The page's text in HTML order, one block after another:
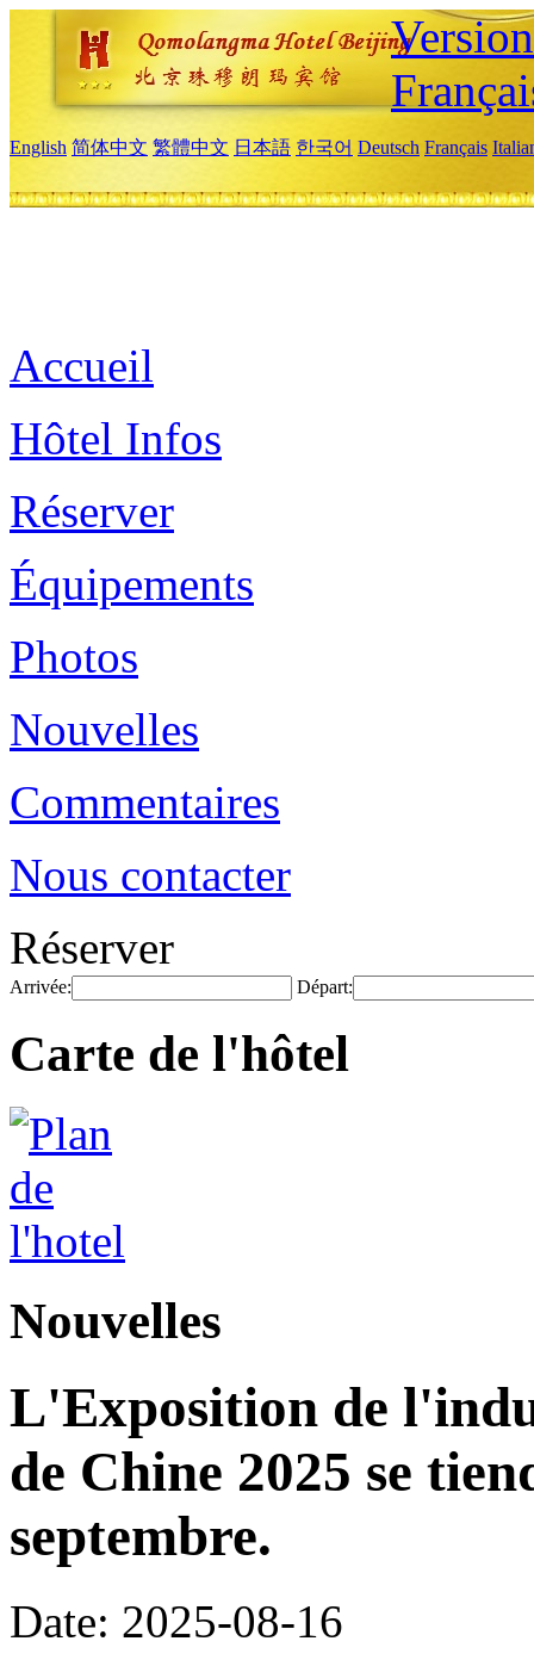
English 简体中文 繁體中文 日本語 한국어 Deutsch Français
Accueil
Hôtel Infos
Réserver
Équipements
Photos
Nouvelles
Commentaires
Nous contacter
Réserver
Arrivée: Départ:
Carte de l'hôtel
Nouvelles
L'Exposition de
de Chine 2025 se
septembre.
Date: 2025-08-16